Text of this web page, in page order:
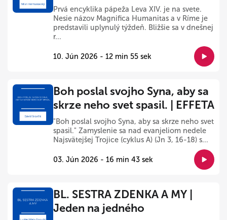
Prvá encyklika pápeža Leva XIV. je na svete.
Nesie názov Magnifica Humanitas a v Ríme je
predstavili uplynulý týždeň. Bližšie sa v dnešnej
r...
10. Jún 2026 - 12 min 55 sek
Boh poslal svojho Syna, aby sa
skrze neho svet spasil. | EFFETA
"Boh poslal svojho Syna, aby sa skrze neho svet
spasil." Zamyslenie sa nad evanjeliom nedele
Najsvätejšej Trojice (cyklus A) (Jn 3, 16-18) s...
03. Jún 2026 - 16 min 43 sek
BL. SESTRA ZDENKA A MY |
Jeden na jedného